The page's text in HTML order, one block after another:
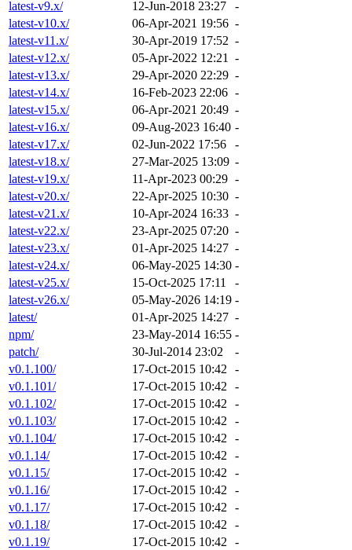
latest-v9.x/ 12-Jun-2018 23:27
-
latest-v10.x/
06-Apr-2021 19:56 -
latest-v11.x/
30-Apr-2019 17:52 -
latest-v12.x/
05-Apr-2022 12:21
-
latest-v13.x/
29-Apr-2020 22:29 -
latest-v14.x/
16-Feb-2023 22:06 -
latest-v15.x/
06-Apr-2021 20:49 -
latest-v16.x/
09-Aug-2023 16:40 -
latest-v17.x/
02-Jun-2022 17:56
-
latest-v18.x/
27-Mar-2025 13:09 -
latest-v19.x/
11-Apr-2023 00:29 -
latest-v20.x/
22-Apr-2025 10:30 -
latest-v21.x/
10-Apr-2024 16:33 -
latest-v22.x/
23-Apr-2025 07:20 -
latest-v23.x/
01-Apr-2025 14:27 -
latest-v24.x/
06-May-2025 14:30 -
latest-v25.x/
15-Oct-2025 17:11
-
latest-v26.x/
05-May-2026 14:19 -
latest/
01-Apr-2025 14:27 -
npm/
23-May-2014 16:55 -
patch/
30-Jul-2014 23:02
-
v0.1.100/
17-Oct-2015 10:42
-
v0.1.101/
17-Oct-2015 10:42
-
v0.1.102/
17-Oct-2015 10:42
-
v0.1.103/
17-Oct-2015 10:42
-
v0.1.104/
17-Oct-2015 10:42
-
v0.1.14/
17-Oct-2015 10:42
-
v0.1.15/
17-Oct-2015 10:42
-
v0.1.16/
17-Oct-2015 10:42
-
v0.1.17/
17-Oct-2015 10:42
-
v0.1.18/
17-Oct-2015 10:42
-
v0.1.19/
17-Oct-2015 10:42
-